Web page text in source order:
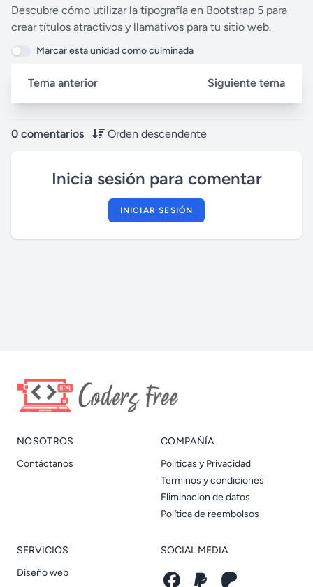
i
n
s
Descubre cómo utilizar la tipografía en Bootstrap 5 para
crear títulos atractivos y llamativos para tu sitio web.
Marcar esta unidad como culminada
Tema anterior Siguiente tema
0 comentarios Orden descendente
Inicia sesión para comentar
INICIAR SESIÓN
NOSOTROS
Contáctanos
COMPAÑÍA
Politicas y Privacidad
Terminos y condiciones
Eliminacion de datos
Política de reembolsos
SERVICIOS
Diseño web
SOCIAL MEDIA